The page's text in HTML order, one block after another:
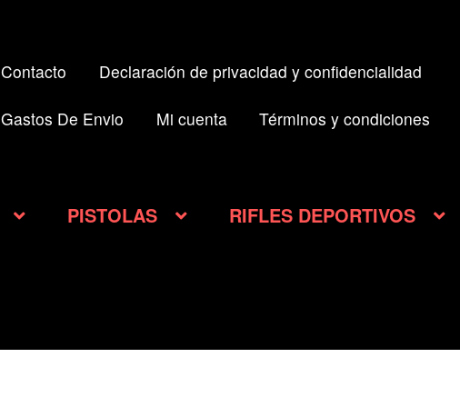
Contacto Declaración de privacidad y confidencialidad
Gastos De Envio Mi cuenta Términos y condiciones
PISTOLAS RIFLES DEPORTIVOS